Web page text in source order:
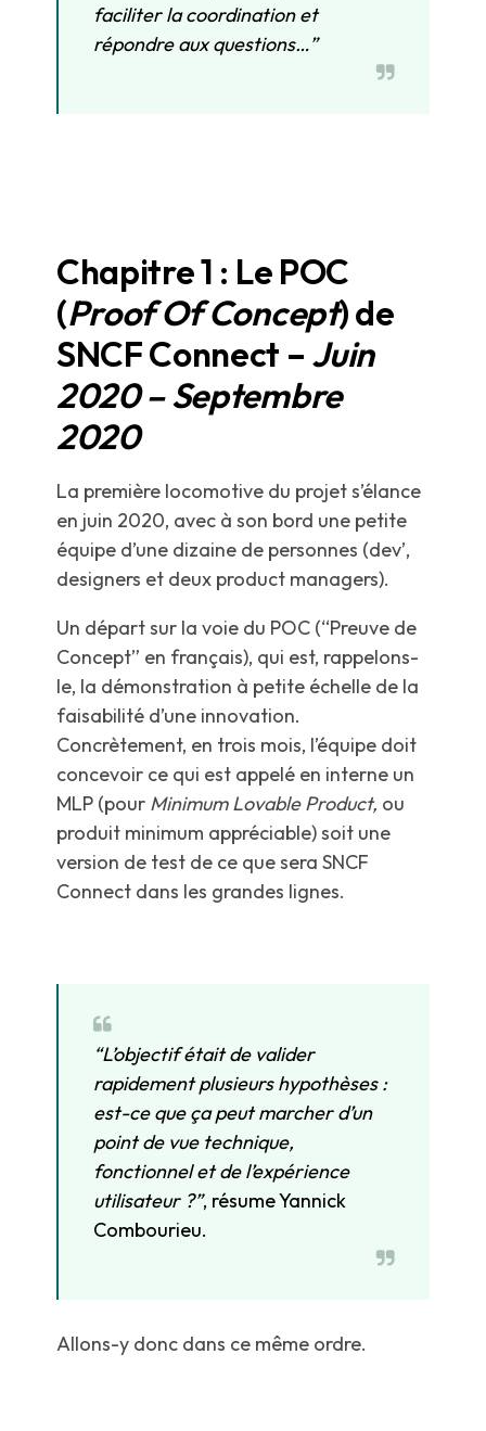
faciliter la coordination et
répondre aux questions…”
Chapitre 1 : Le POC
(Proof Of Concept) de
SNCF Connect – Juin
2020 – Septembre
2020
La première locomotive du projet s’élance
en juin 2020, avec à son bord une petite
équipe d’une dizaine de personnes (dev’,
designers et deux product managers).
Un départ sur la voie du POC (“Preuve de
Concept” en français), qui est, rappelons-
le, la démonstration à petite échelle de la
faisabilité d’une innovation.
Concrètement, en trois mois, l’équipe doit
concevoir ce qui est appelé en interne un
MLP (pour Minimum Lovable Product, ou
produit minimum appréciable) soit une
version de test de ce que sera SNCF
Connect dans les grandes lignes.
“L’objectif était de valider
rapidement plusieurs hypothèses :
est-ce que ça peut marcher d’un
point de vue technique,
fonctionnel et de l’expérience
utilisateur ?”, résume Yannick
Combourieu.
Allons-y donc dans ce même ordre.